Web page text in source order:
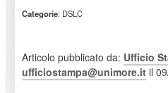
Categorie: DSLC
Articolo pubblicato da: Ufficio
ufficiostampa@unimore.itil